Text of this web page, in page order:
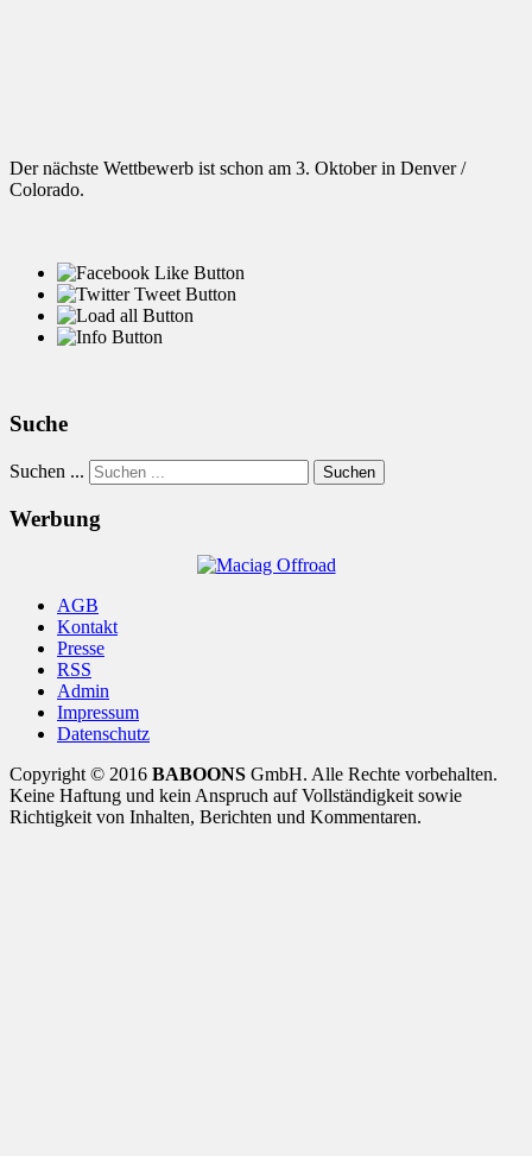
Der nächste Wettbewerb ist schon am 3. Oktober in Denver /
Colorado.
Suche
Suchen ... Suchen
Werbung
AGB
Kontakt
Presse
RSS
Admin
Impressum
Datenschutz
Copyright © 2016 BABOONS GmbH. Alle Rechte vorbehalten.
Keine Haftung und kein Anspruch auf Vollständigkeit sowie
Richtigkeit von Inhalten, Berichten und Kommentaren.